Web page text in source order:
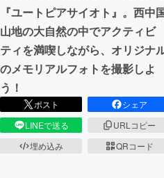
『ユートピアサイオト』。西中
山地の大自然の中でアクティビ
ティを満喫しながら、オリジナ
のメモリアルフォトを撮影しよ
う！
ポスト
シェア
LINEで送る
URLコピー
埋め込み
QRコード